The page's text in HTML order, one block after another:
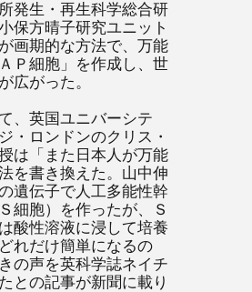
発生・再生科学総合研
保方晴子研究ユニット
画期的な方法で、万能
Ｐ細胞」を作成し、世
広がった。
、英国ユニバーシテ
・ロンドンのクリス・
は「また日本人が万能
を書き換えた。山中伸
遺伝子で人工多能性幹
細胞）を作ったが、Ｓ
酸性溶液に浸して培養
れだけ簡単になるの
の声を英科学誌ネイチ
との記事が新聞に載り